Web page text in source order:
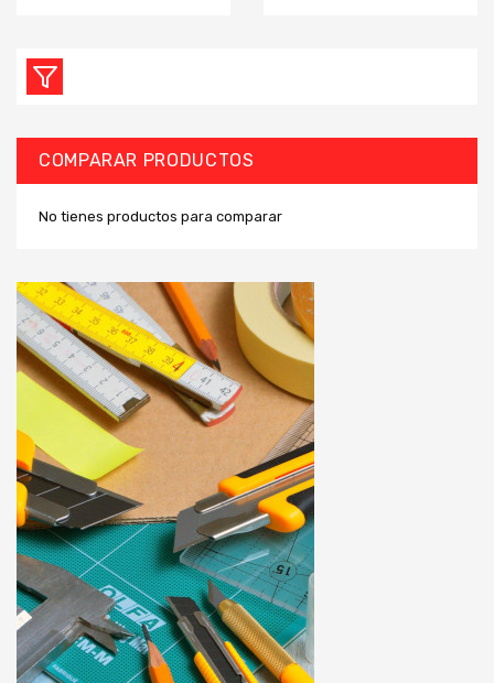
COMPARAR PRODUCTOS
No tienes productos para comparar